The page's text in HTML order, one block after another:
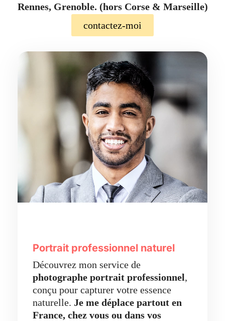
Rennes, Grenoble. (hors Corse & Marseille)
contactez-moi
Portrait professionnel naturel
Découvrez mon service de
photographe portrait professionnel,
conçu pour capturer votre essence
naturelle. Je me déplace partout en
France, chez vous ou dans vos